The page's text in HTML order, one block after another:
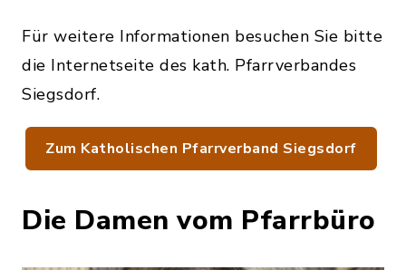
Für weitere Informationen besuchen Sie bitte
die Internetseite des kath. Pfarrverbandes
Siegsdorf.
Zum Katholischen Pfarrverband Siegsdorf
Die Damen vom Pfarrbüro